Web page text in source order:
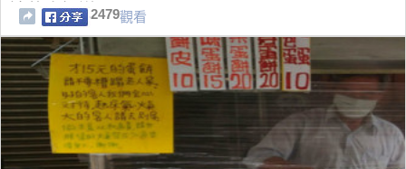
邊的人知道...
2479觀看